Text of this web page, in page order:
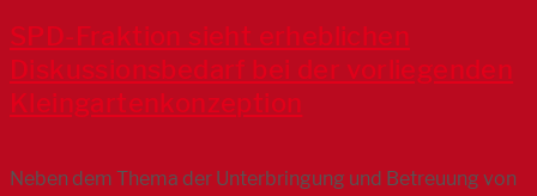
SPD-Fraktion sieht erheblichen
Diskussionsbedarf bei der vorliegenden
Kleingartenkonzeption
Neben dem Thema der Unterbringung und Betreuung von